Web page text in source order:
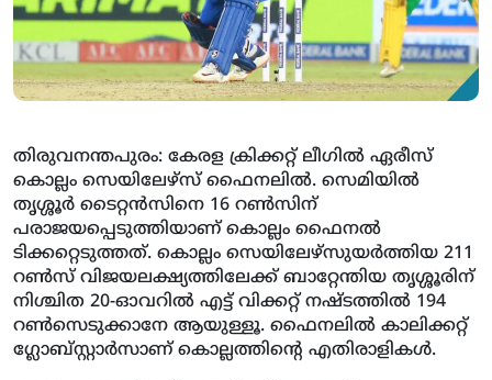
തിരുവനന്തപുരം: കേരള ക്രിക്കറ്റ് ലീഗില്‍ ഏരീസ്
കൊല്ലം സെയിലേഴ്‌സ് ഫൈനലില്‍. സെമിയില്‍
തൃശ്ശൂര്‍ ടൈറ്റന്‍സിനെ 16 റണ്‍സിന്
പരാജയപ്പെടുത്തിയാണ് കൊല്ലം ഫൈനല്‍
ടിക്കറ്റെടുത്തത്. കൊല്ലം സെയിലേഴ്‌സുയര്‍ത്തിയ 211
റണ്‍സ് വിജയലക്ഷ്യത്തിലേക്ക് ബാറ്റേന്തിയ തൃശ്ശൂരിന്
നിശ്ചിത 20-ഓവറില്‍ എട്ട് വിക്കറ്റ് നഷ്ടത്തില്‍ 194
റണ്‍സെടുക്കാനേ ആയുള്ളൂ. ഫൈനലില്‍ കാലിക്കറ്റ്
ഗ്ലോബ്‌സ്റ്റാര്‍സാണ് കൊല്ലത്തിന്റെ എതിരാളികള്‍.